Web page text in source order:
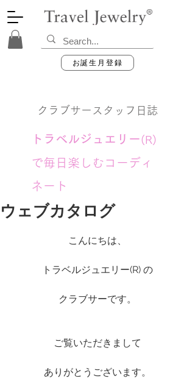
お誕生月登録
クラブサースタッフ日誌
トラベルジュエリー(R)
で毎日楽しむコーディ
ネート
ウェブカタログ
こんにちは、
トラベルジュエリー(R) の
クラブサーです。
ご覧いただきまして
ありがとうございます。